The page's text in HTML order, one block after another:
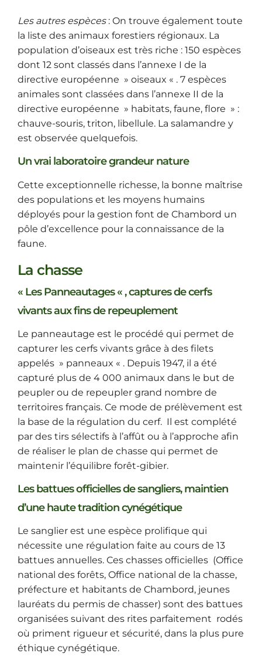
Les autres espèces: On trouve également toute
la liste des animaux forestiers régionaux. La
population d’oiseaux est très riche : 150 espèces
dont 12 sont classés dans l’annexe I de la
directive européenne » oiseaux « . 7 espèces
animales sont classées dans l’annexe II de la
directive européenne » habitats, faune, flore » :
chauve-souris, triton, libellule. La salamandre y
est observée quelquefois.
Un vrai laboratoire grandeur nature
Cette exceptionnelle richesse, la bonne maîtrise
des populations et les moyens humains
déployés pour la gestion font de Chambord un
pôle d’excellence pour la connaissance de la
faune.
La chasse
« Les Panneautages « , captures de cerfs
vivants aux fins de repeuplement
Le panneautage est le procédé qui permet de
capturer les cerfs vivants grâce à des filets
appelés » panneaux « . Depuis 1947, il a été
capturé plus de 4 000 animaux dans le but de
peupler ou de repeupler grand nombre de
territoires français. Ce mode de prélèvement est
la base de la régulation du cerf. Il est complété
par des tirs sélectifs à l’affût ou à l’approche afin
de réaliser le plan de chasse qui permet de
maintenir l’équilibre forêt-gibier.
Les battues officielles de sangliers, maintien
d’une haute tradition cynégétique
Le sanglier est une espèce prolifique qui
nécessite une régulation faite au cours de 13
battues annuelles. Ces chasses officielles (Office
national des forêts, Office national de la chasse,
préfecture et habitants de Chambord, jeunes
lauréats du permis de chasser) sont des battues
organisées suivant des rites parfaitement rodés
où priment rigueur et sécurité, dans la plus pure
éthique cynégétique.